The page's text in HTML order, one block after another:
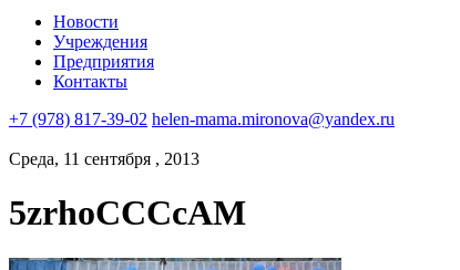
Новости
Учреждения
Предприятия
Контакты
+7 (978) 817-39-02 helen-mama.mironova@yandex.ru
Среда, 11 сентября , 2013
5zrhoCCCcAM